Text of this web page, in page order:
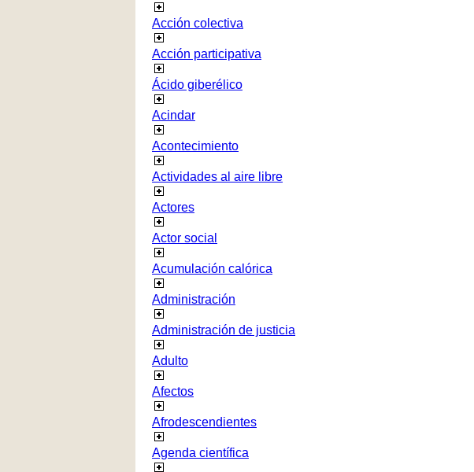
Acción colectiva
Acción participativa
Ácido giberélico
Acindar
Acontecimiento
Actividades al aire libre
Actores
Actor social
Acumulación calórica
Administración
Administración de justicia
Adulto
Afectos
Afrodescendientes
Agenda científica